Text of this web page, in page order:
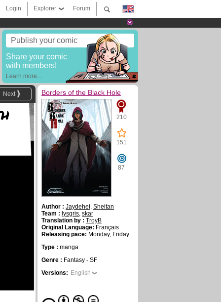
Forum
Explorer
Login
Publish your comic
Share your comic
with members!
Learn more...
Next Borders of the Black Hole
210
151
87
Author : Jaydehei, Sheitan
Team : lysgris, skar
Translation by : TroyB
Original Language: Français
Releasing pace: Monday, Friday
Type : manga
Genre : Fantasy - SF
Versions: English